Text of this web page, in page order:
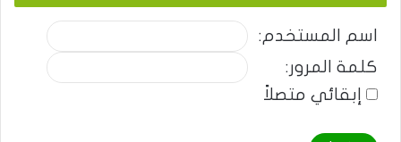
اسم المستخدم:
كلمة المرور:
إبقائي متصلاً